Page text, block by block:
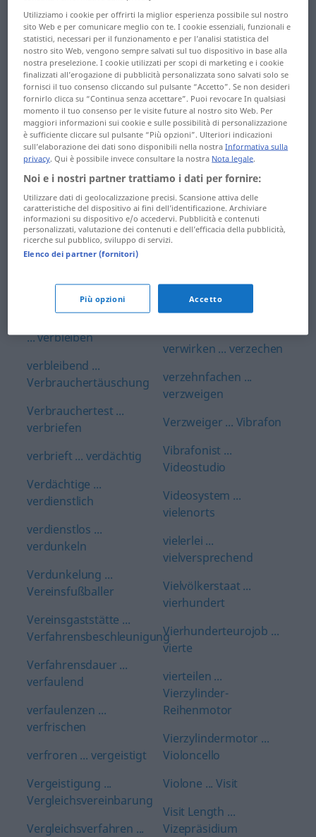
Variationsmerkmal
Variationsmöglichkeit ...
Vaterschaftsklage
Vaterschaftsnachweis
... Vektorprozessor
Vektorquantisierung ...
Ventilspiel
Ventilspindel ...
veralbern
Veralberung ...
Verbalakrobatik
Verbesserungsvorschlag
... verbleiben
verbleibend ...
Verbrauchertäuschung
Verbrauchertest ...
verbriefen
verbrieft ... verdächtig
Verdächtige ...
verdienstlich
verdienstlos ...
verdunkeln
Verdunkelung ...
Vereinsfußballer
Vereinsgaststätte ...
Verfahrensbeschleunigung
Verfahrensdauer ...
verfaulend
verfaulenzen ...
verfrischen
verfroren ... vergeistigt
Vergeistigung ...
Vergleichsvereinbarung
Vergleichsverfahren ...
Versuch ...
Vertauschbarkeit
vertauschen ...
Verteilerschlüssel
Verteilerschrank ...
vertragsähnlich
Vertragsänderung ...
Vertrauenskrise
Vertrauenskundgebung
... Vertrustung
vertüdern ... verwaisen
Verwarnung ...
verwirken ... verzechen
verzehnfachen ...
verzweigen
Verzweiger ... Vibrafon
Vibrafonist ...
Videostudio
Videosystem ...
vielenorts
vielerlei ...
vielversprechend
Vielvölkerstaat ...
vierhundert
Vierhunderteurojob ...
vierte
vierteilen ...
Vierzylinder-
Reihenmotor
Vierzylindermotor ...
Violoncello
Violone ... Visit
Visit Length ...
Vizepräsidium
Utilizziamo i cookie per offrirti la miglior esperienza possibile sul nostro
sito Web e per comunicare meglio con te. I cookie essenziali, funzionali e
statistici, necessari per il funzionamento e per l’analisi statistica del
nostro sito Web, vengono sempre salvati sul tuo dispositivo in base alla
nostra preselezione. I cookie utilizzati per scopi di marketing e i cookie
finalizzati all’erogazione di pubblicità personalizzata sono salvati solo se
fornisci il tuo consenso cliccando sul pulsante “Accetto”. Se non desideri
fornirlo clicca su “Continua senza accettare”. Puoi revocare In qualsiasi
momento il tuo consenso per le visite future al nostro sito Web. Per
maggiori informazioni sui cookie e sulle possibilità di personalizzazione
è sufficiente cliccare sul pulsante “Più opzioni”. Ulteriori indicazioni
sull’elaborazione dei dati sono disponibili nella nostraInformativa sulla
privacy. Qui è possibile invece consultare la nostra Nota legale.
Noi e i nostri partner trattiamo i dati per fornire:
Utilizzare dati di geolocalizzazione precisi. Scansione attiva delle
caratteristiche del dispositivo ai fini dell’identificazione. Archiviare
informazioni su dispositivo e/o accedervi. Pubblicità e contenuti
personalizzati, valutazione dei contenuti e dell’efficacia della pubblicità,
ricerche sul pubblico, sviluppo di servizi.
Elenco dei partner (fornitori)
Più opzioni Accetto